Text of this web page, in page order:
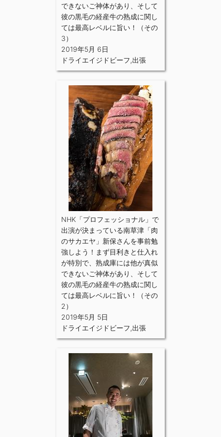
できないご神体があり、そして
彼の黒毛の経産牛の熟成に関し
ては最高レベルに旨い！（その
3）
2019年5月 6日
ドライエイジドビーフ,出張
NHK「プロフェッショナル」で
出演が決まっている南草津「肉
のサカエヤ」新保さんを事前勉
強しよう！まず目利きと仕入れ
が特別で、熟成庫には他が真似
できないご神体があり、そして
彼の黒毛の経産牛の熟成に関し
ては最高レベルに旨い！（その
2）
2019年5月 5日
ドライエイジドビーフ,出張